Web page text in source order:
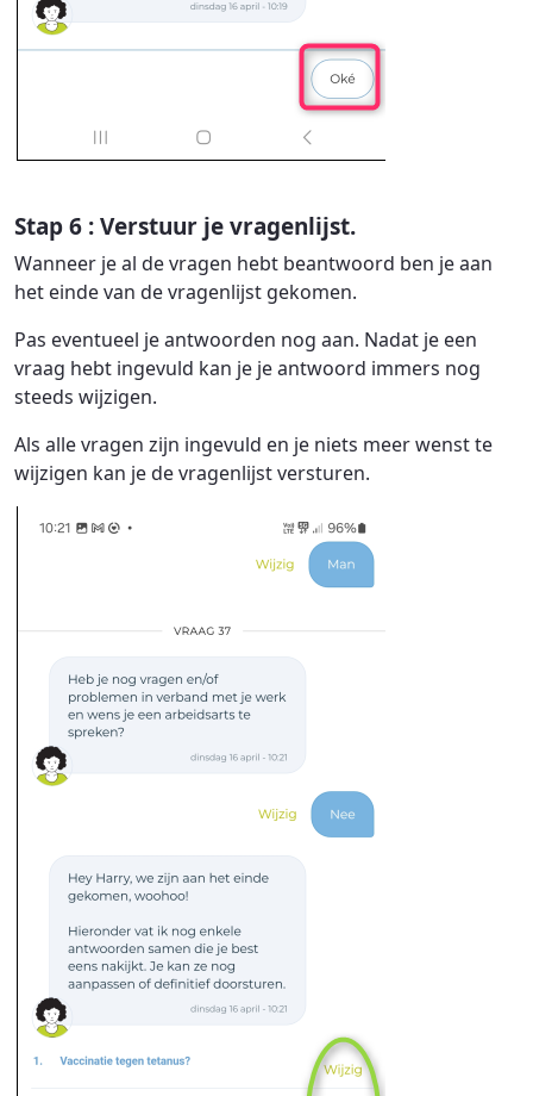
Stap 6 : Verstuur je vragenlijst.
Wanneer je al de vragen hebt beantwoord ben je aan
het einde van de vragenlijst gekomen.
Pas eventueel je antwoorden nog aan. Nadat je een
vraag hebt ingevuld kan je je antwoord immers nog
steeds wijzigen.
Als alle vragen zijn ingevuld en je niets meer wenst te
wijzigen kan je de vragenlijst versturen.